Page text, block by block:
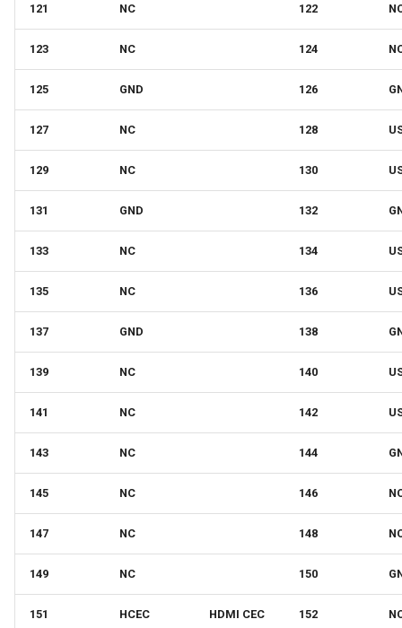
121 NC 122
123 NC 124
125 GND 126
127 NC 128
129 NC 130
131 GND 132
133 NC 134
135 NC 136
137 GND 138
139 NC 140
141 NC 142
143 NC 144
145 NC 146
147 NC 148
149 NC 150
151 HCEC HDMI CEC 152